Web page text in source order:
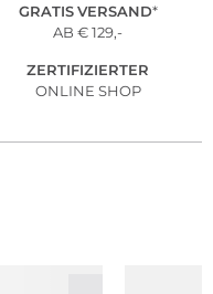
GRATIS VERSAND*
AB € 129,-
ZERTIFIZIERTER
ONLINE SHOP